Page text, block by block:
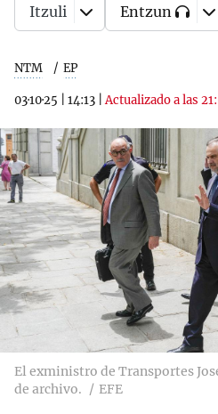
NTM EP
03·10·25 14:13 |Actualizado a las
Itzuli Entzun
El exministro de Transportes
de archivo.
EFE